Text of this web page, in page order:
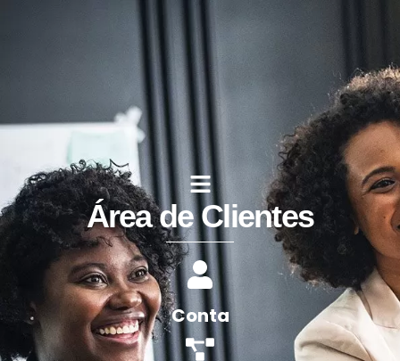
Área de Clientes
Conta